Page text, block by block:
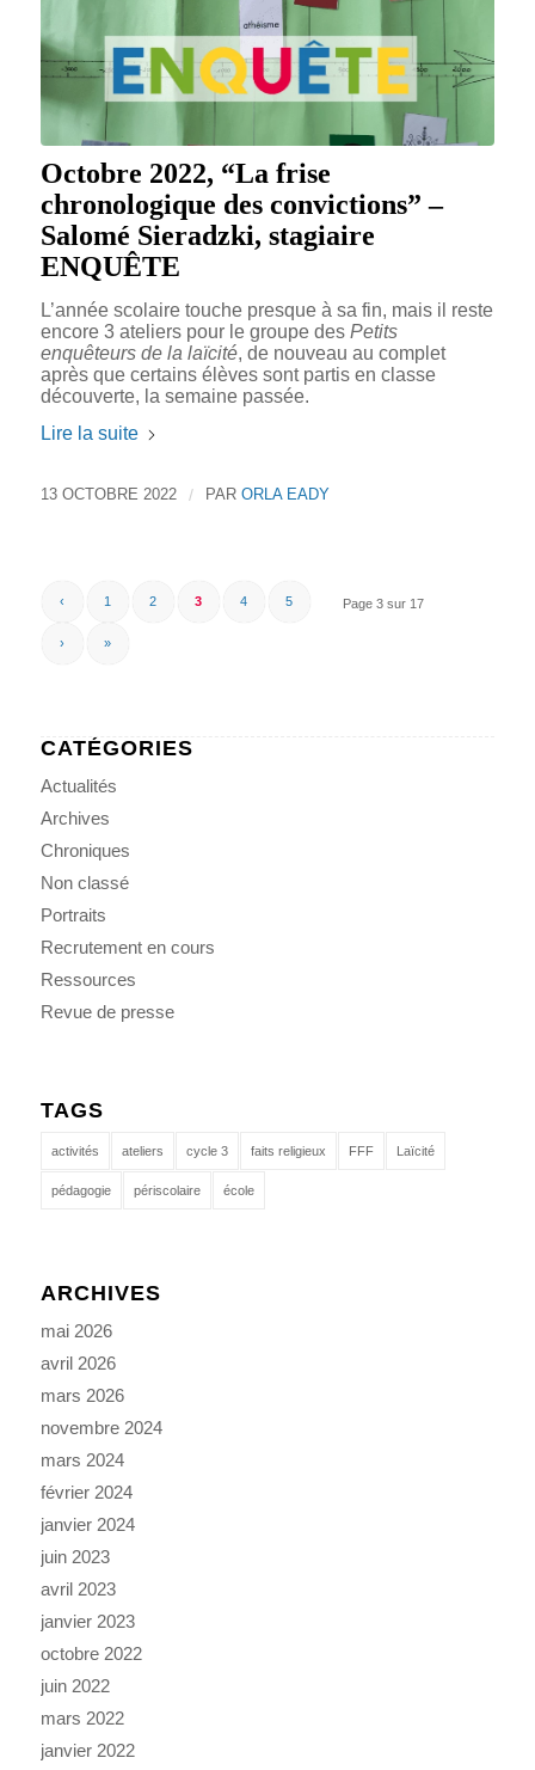
Octobre 2022, “La frise
chronologique des convictions” –
Salomé Sieradzki, stagiaire
ENQUÊTE
L’année scolaire touche presque à sa fin, mais il reste
encore 3 ateliers pour le groupe des Petits
enquêteurs de la laïcité, de nouveau au complet
après que certains élèves sont partis en classe
découverte, la semaine passée.
Lire la suite
13 OCTOBRE 2022 / PAR ORLA EADY
Page 3 sur 17
‹ 1 2 3 4 5
› »
CATÉGORIES
Actualités
Archives
Chroniques
Non classé
Portraits
Recrutement en cours
Ressources
Revue de presse
TAGS
activités ateliers cycle 3 faits religieux FFF Laïcité
pédagogie périscolaire école
ARCHIVES
mai 2026
avril 2026
mars 2026
novembre 2024
mars 2024
février 2024
janvier 2024
juin 2023
avril 2023
janvier 2023
octobre 2022
juin 2022
mars 2022
janvier 2022